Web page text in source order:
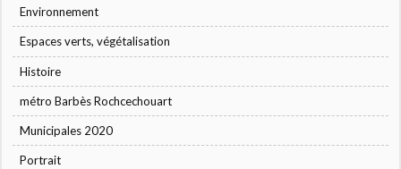
Environnement
Espaces verts, végétalisation
Histoire
métro Barbès Rochcechouart
Municipales 2020
Portrait